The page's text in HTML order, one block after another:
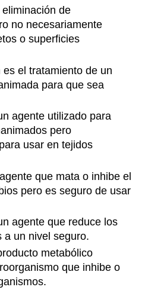
de
no necesariamente
o superficies
el tratamiento de un
para que sea
agente utilizado para
pero
usar en tejidos
que mata o inhibe el
pero es seguro de usar
agente que reduce los
a un nivel seguro.
metabólico
que inhibe o